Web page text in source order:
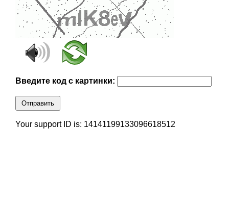
Введите код с картинки:
Отправить
Your support ID is: 14141199133096618512